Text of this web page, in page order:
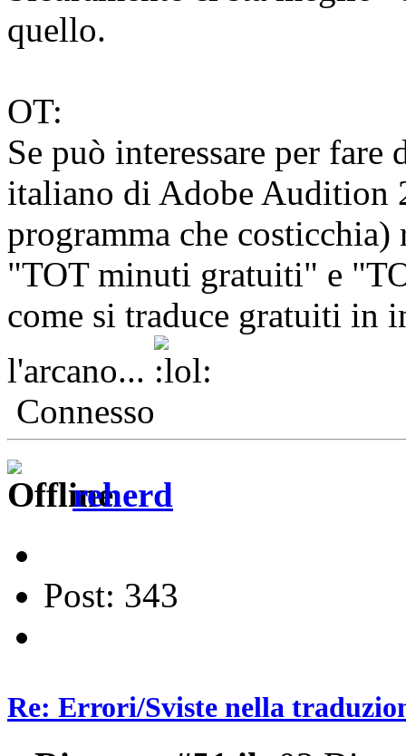
quello.
OT:
Se può interessare per fare
italiano di Adobe Audition
programma che
"TOT minuti gratuiti" e
come si traduce gratuiti in
l'arcano...
Connesso
reherd
Post: 343
Re: Errori/Sviste nella